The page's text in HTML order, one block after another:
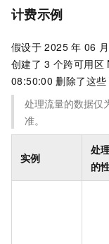
计费示例
假设于 2025 年 06 月
创建了 3 个跨可用区
08:50:00 删除了这些
处理流量的数据仅
准。
实例
处
的